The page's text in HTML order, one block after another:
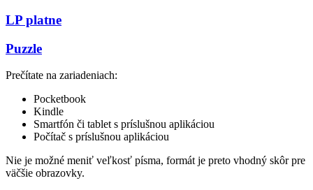
LP platne
Puzzle
Prečítate na zariadeniach:
Pocketbook
Kindle
Smartfón či tablet s príslušnou aplikáciou
Počítač s príslušnou aplikáciou
Nie je možné meniť veľkosť písma, formát je preto vhodný skôr pre
väčšie obrazovky.